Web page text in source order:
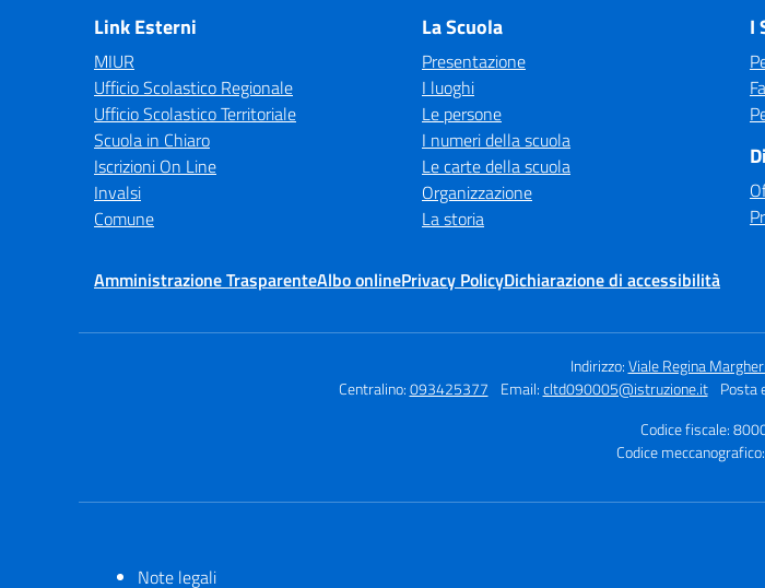
Link Esterni
MIUR
Ufficio Scolastico Regionale
Ufficio Scolastico Territoriale
Scuola in Chiaro
Iscrizioni On Line
Invalsi
Comune
La Scuola
Presentazione
I luoghi
Le persone
I numeri della scuola
Le carte della scuola
Organizzazione
La storia
I
Amministrazione TrasparenteAlbo onlinePrivacy PolicyDichiarazione di accessibilità
Indirizzo:Viale Regina
Centralino:093425377 Email:cltd090005@istruzione.it Posta
Codice fiscale:
Codice meccanografico:
Note legali